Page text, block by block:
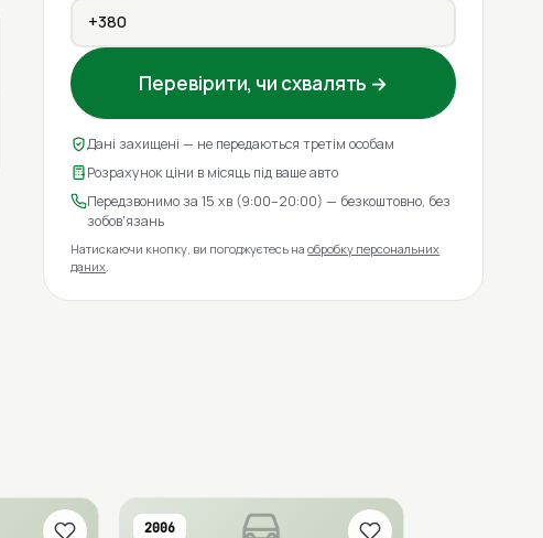
Перевірити, чи схвалять →
Дані захищені — не передаються третім особам
Розрахунок ціни в місяць під ваше авто
Передзвонимо за 15 хв (9:00–20:00) — безкоштовно, без
зобов'язань
Натискаючи кнопку, ви погоджуєтесь наобробку персональних
даних
2006